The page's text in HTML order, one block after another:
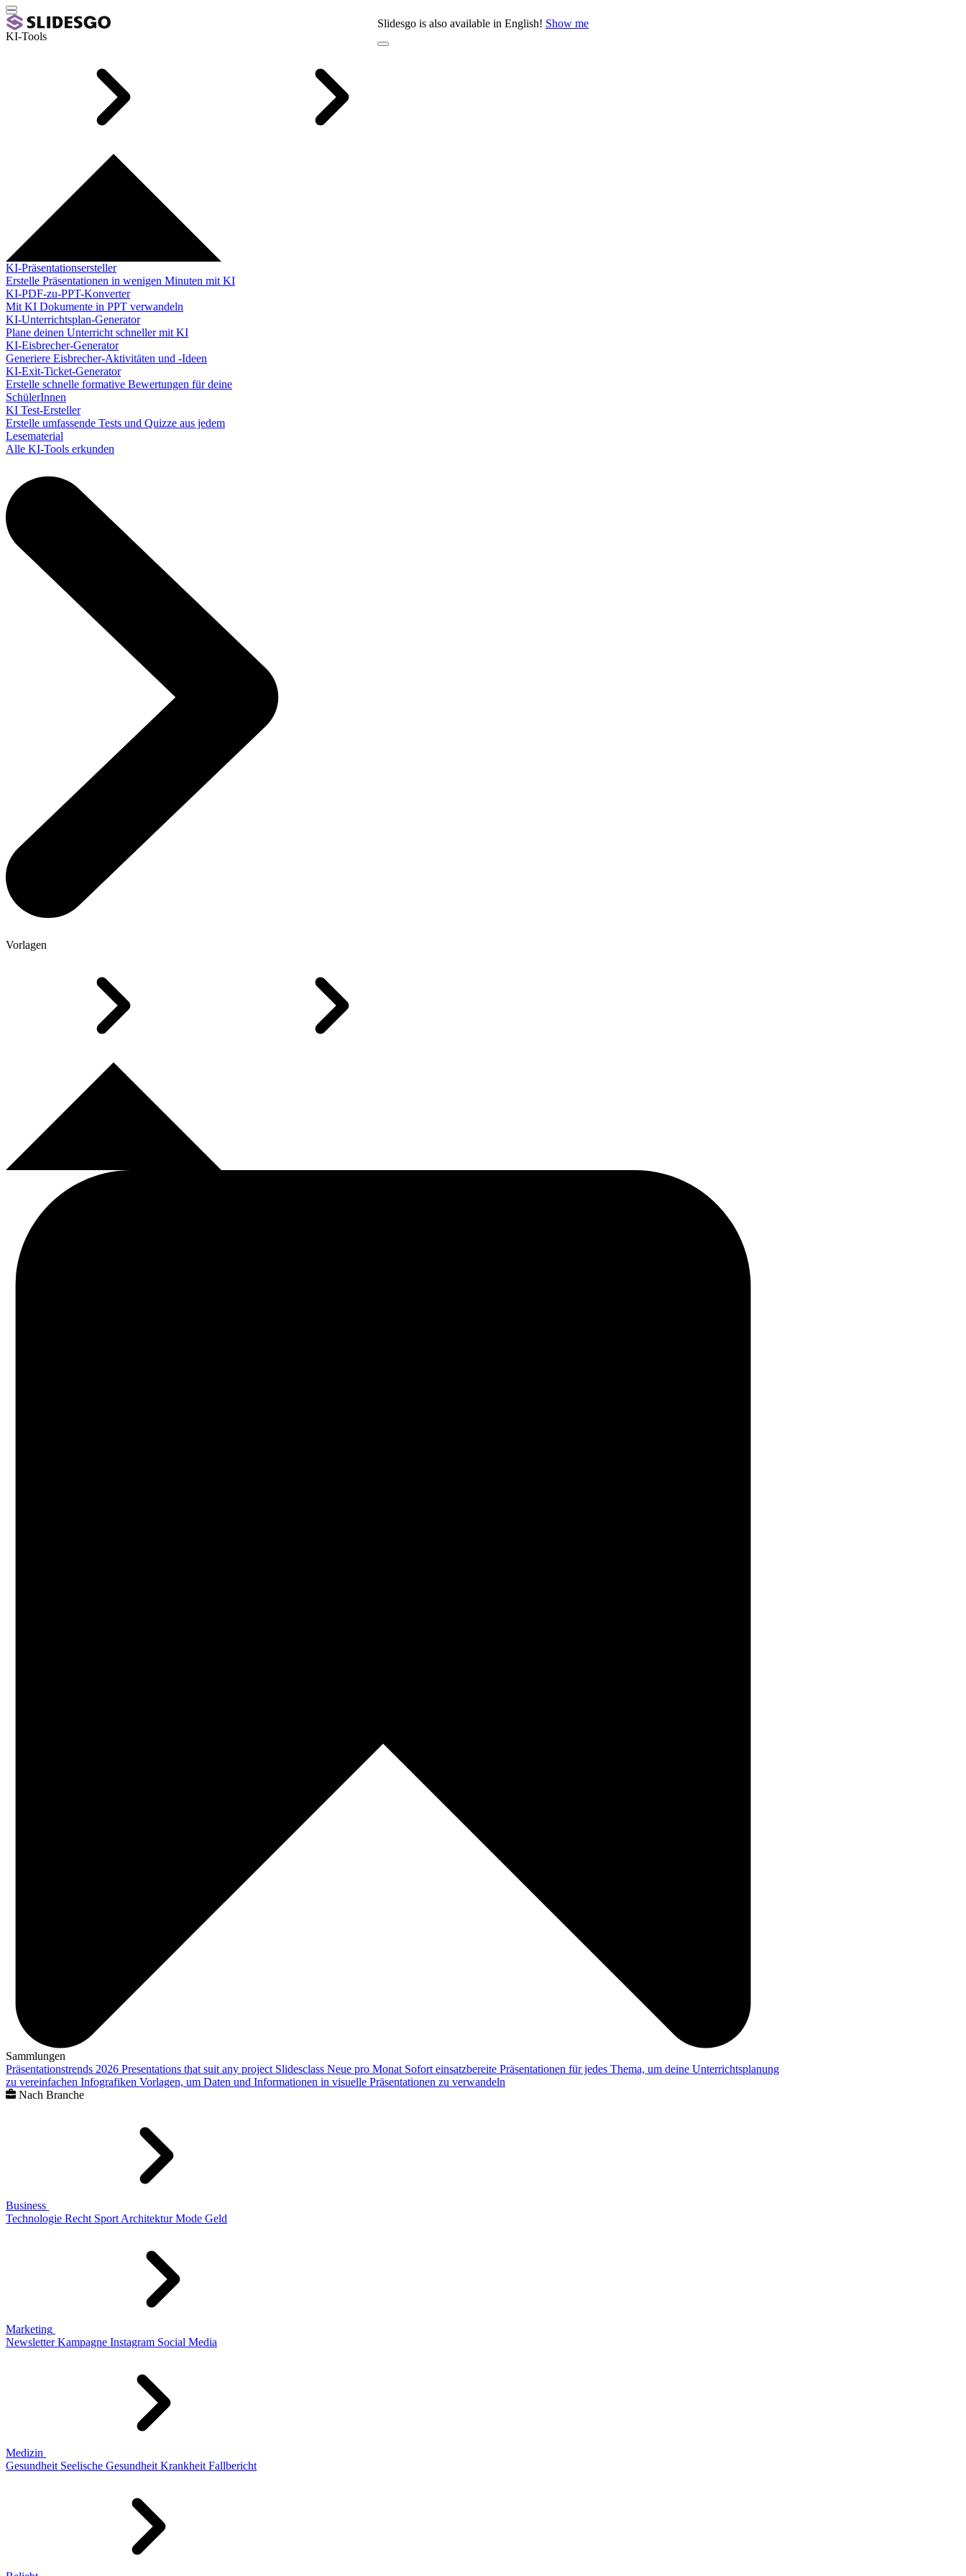
Slidesgo is also available in English! Show me
KI-Tools
KI-Präsentationsersteller
Erstelle Präsentationen in wenigen Minuten mit KI
KI-PDF-zu-PPT-Konverter
Mit KI Dokumente in PPT verwandeln
KI-Unterrichtsplan-Generator
Plane deinen Unterricht schneller mit KI
KI-Eisbrecher-Generator
Generiere Eisbrecher-Aktivitäten und -Ideen
KI-Exit-Ticket-Generator
Erstelle schnelle formative Bewertungen für deine
SchülerInnen
KI Test-Ersteller
Erstelle umfassende Tests und Quizze aus jedem
Lesematerial
Alle KI-Tools erkunden
Vorlagen
Sammlungen
Präsentationstrends 2026 Presentations that suit any project Slidesclass Neue pro Monat Sofort einsatzbereite Präsentationen für jedes Thema, um deine Unterrichtsplanung
zu vereinfachen Infografiken Vorlagen, um Daten und Informationen in visuelle Präsentationen zu verwandeln
Nach Branche
Business
Technologie Recht Sport Architektur Mode Geld
Marketing
Newsletter Kampagne Instagram Social Media
Medizin
Gesundheit Seelische Gesundheit Krankheit Fallbericht